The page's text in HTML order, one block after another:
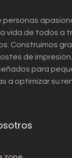
personas
vida de todos a
Construimos
de
para
a optimizar su